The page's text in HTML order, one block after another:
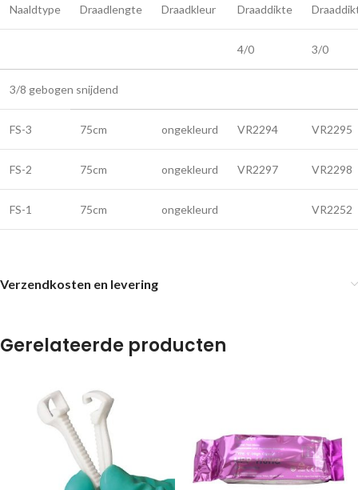
Naaldtype Draadlengte Draadkleur Draaddikte
4/0 3/0
3/8 gebogen snijdend
FS-3 75cm ongekleurd VR2294 VR2295
FS-2 75cm ongekleurd VR2297 VR2298
FS-1 75cm ongekleurd VR2252
Verzendkosten en levering
Gerelateerde producten